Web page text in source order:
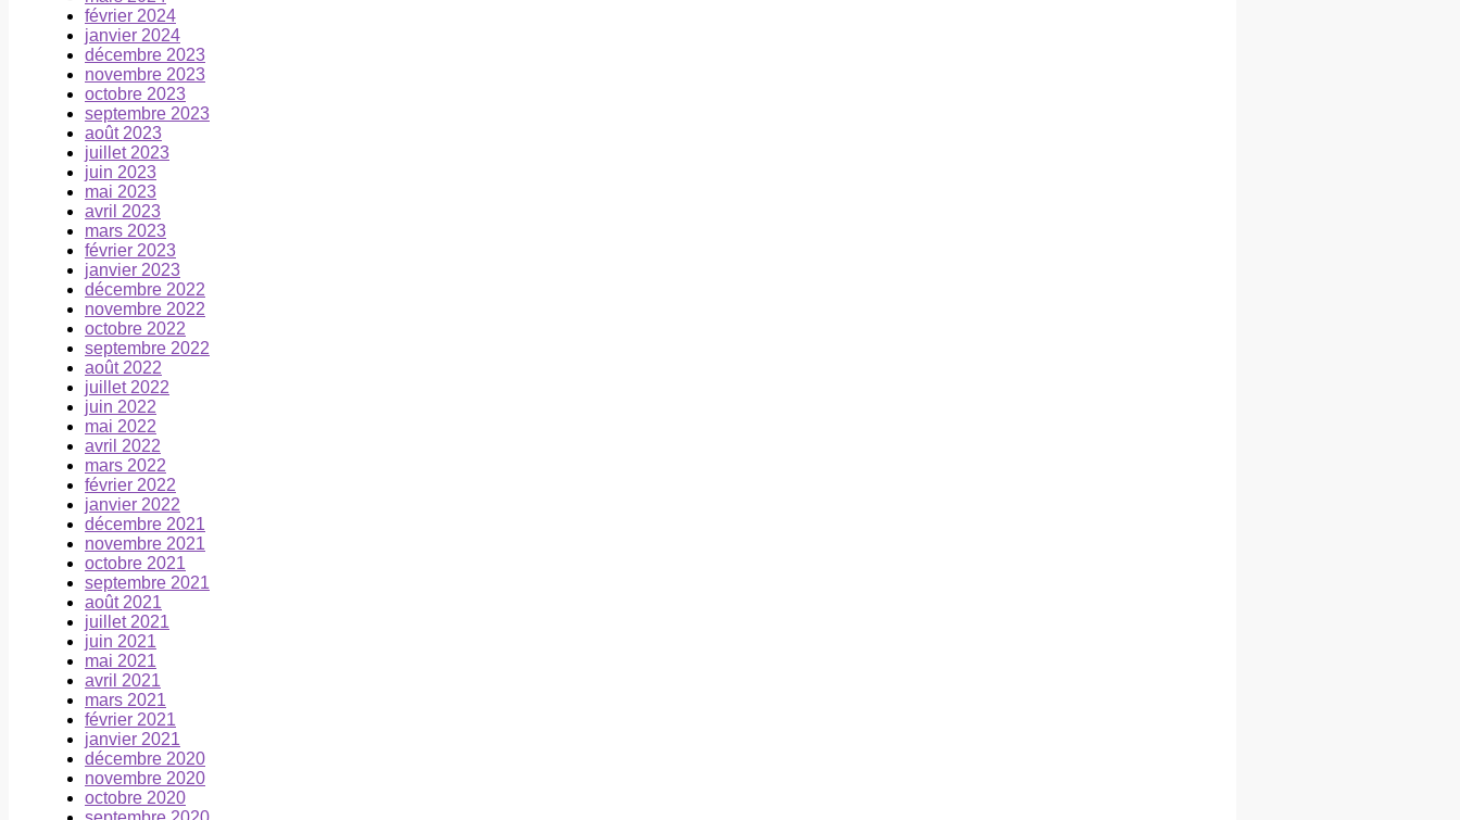
février 2024
janvier 2024
décembre 2023
novembre 2023
octobre 2023
septembre 2023
août 2023
juillet 2023
juin 2023
mai 2023
avril 2023
mars 2023
février 2023
janvier 2023
décembre 2022
novembre 2022
octobre 2022
septembre 2022
août 2022
juillet 2022
juin 2022
mai 2022
avril 2022
mars 2022
février 2022
janvier 2022
décembre 2021
novembre 2021
octobre 2021
septembre 2021
août 2021
juillet 2021
juin 2021
mai 2021
avril 2021
mars 2021
février 2021
janvier 2021
décembre 2020
novembre 2020
octobre 2020